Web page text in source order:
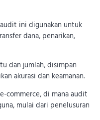
ini digunakan untuk
dana, penarikan,
dan jumlah, disimpan
akurasi dan keamanan.
commerce, di mana audit
mulai dari penelusuran